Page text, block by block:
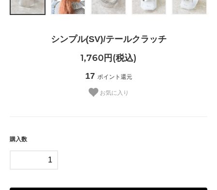
シンプル(SV)/テールクラッチ
1,760円(税込)
17 ポイント還元
お気に入り
購入数